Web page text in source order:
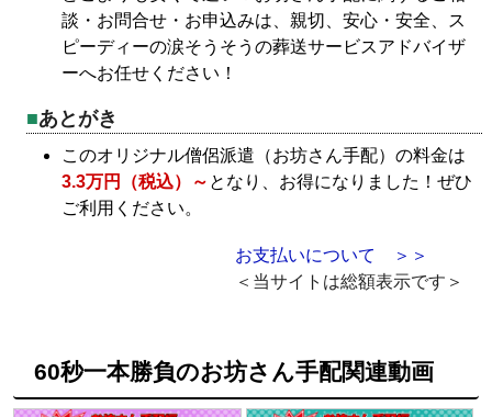
談・お問合せ・お申込みは、親切、安心・安全、ス
ピーディーの涙そうそうの葬送サービスアドバイザ
ーへお任せください！
あとがき
このオリジナル僧侶派遣（お坊さん手配）の料金は
3.3万円（税込）～ となり、お得になりました！ぜひ
ご利用ください。
お支払いについて ＞＞
＜当サイトは総額表示です＞
60秒一本勝負のお坊さん手配関連動画